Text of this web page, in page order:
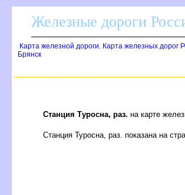
Железные дороги
Карта железной дороги. Карта железных дорог
Брянск
Станция Туросна, раз. на карте
Станция Туросна, раз. показана на